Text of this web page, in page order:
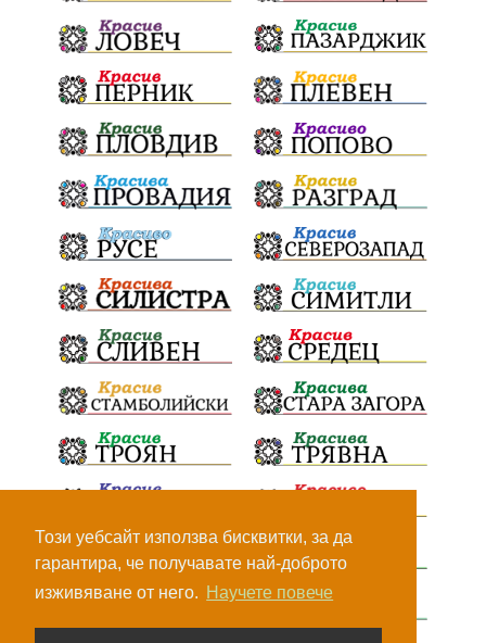
Този уебсайт използва бисквитки, за да
гарантира, че получавате най-доброто
изживяване от него. Научете повече
Криминално Творчество Тръмп
Ценности Европейска комисия
Урсула фон дер Лайен Законопроект
Вдъхновяваща история Приказка
Замърсяване Боклук Дружба
Хавайска мироточива икона
Пресвета Богородица Светия синод
Йордан Камджалов Софи Маринова
Управление Наводнения
Конкурс Метро Теч
Водачество Люлин Красно село
Георги Кьосеиванов Премиер Управление